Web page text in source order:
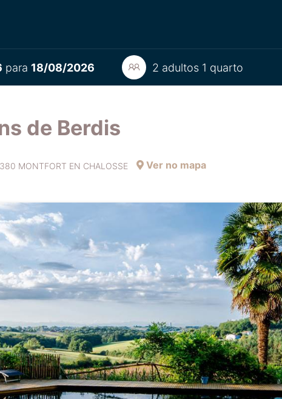
para 18/08/2026 2 adultos 1 quarto
de Berdis
MONTFORT EN CHALOSSE Ver no mapa